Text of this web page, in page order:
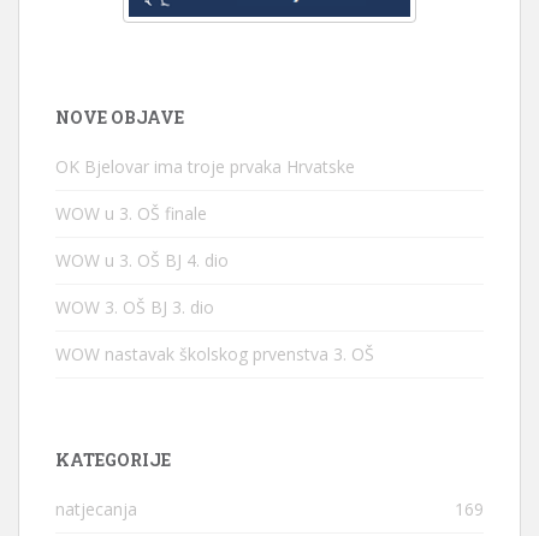
NOVE OBJAVE
OK Bjelovar ima troje prvaka Hrvatske
WOW u 3. OŠ finale
WOW u 3. OŠ BJ 4. dio
WOW 3. OŠ BJ 3. dio
WOW nastavak školskog prvenstva 3. OŠ
KATEGORIJE
natjecanja 169